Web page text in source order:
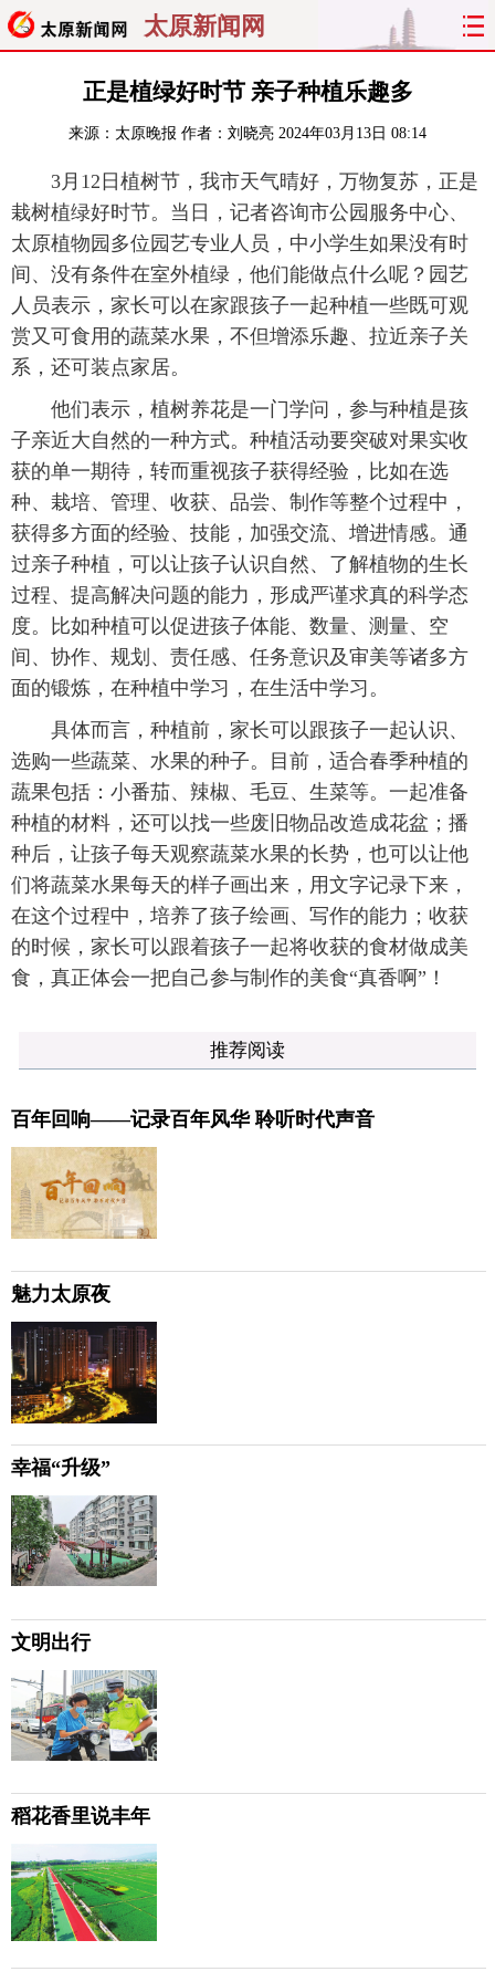
太原新闻网
聚焦 太原
经济 关注 文明 出行
纵横 曝光 综合 专题
旅游 理财 政务 教育
看天下 晋月读 最太原 网罗民生
太原日报 太原晚报
正是植绿好时节 亲子种植乐趣多
来源： 太原晚报 作者：刘晓亮 2024年03月13日 08:14
3月12日植树节，我市天气晴好，万物复苏，正是
栽树植绿好时节。当日，记者咨询市公园服务中心、
太原植物园多位园艺专业人员，中小学生如果没有时
间、没有条件在室外植绿，他们能做点什么呢？园艺
人员表示，家长可以在家跟孩子一起种植一些既可观
赏又可食用的蔬菜水果，不但增添乐趣、拉近亲子关
系，还可装点家居。
他们表示，植树养花是一门学问，参与种植是孩
子亲近大自然的一种方式。种植活动要突破对果实收
获的单一期待，转而重视孩子获得经验，比如在选
种、栽培、管理、收获、品尝、制作等整个过程中，
获得多方面的经验、技能，加强交流、增进情感。通
过亲子种植，可以让孩子认识自然、了解植物的生长
过程、提高解决问题的能力，形成严谨求真的科学态
度。比如种植可以促进孩子体能、数量、测量、空
间、协作、规划、责任感、任务意识及审美等诸多方
面的锻炼，在种植中学习，在生活中学习。
具体而言，种植前，家长可以跟孩子一起认识、
选购一些蔬菜、水果的种子。目前，适合春季种植的
蔬果包括：小番茄、辣椒、毛豆、生菜等。一起准备
种植的材料，还可以找一些废旧物品改造成花盆；播
种后，让孩子每天观察蔬菜水果的长势，也可以让他
们将蔬菜水果每天的样子画出来，用文字记录下来，
在这个过程中，培养了孩子绘画、写作的能力；收获
的时候，家长可以跟着孩子一起将收获的食材做成美
食，真正体会一把自己参与制作的美食“真香啊”！
推荐阅读
百年回响——记录百年风华 聆听时代声音
魅力太原夜
幸福“升级”
文明出行
稻花香里说丰年